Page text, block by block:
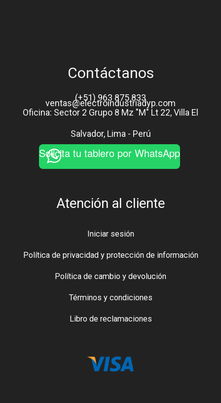
Contáctanos
(+51) 963 875 833
ventas@electroindustriadyp.com
Oficina: Sector 2 Grupo 8 Mz "M" Lt 22, Villa El
Salvador, Lima - Perú
Solicita tu tablero por WhatsApp
Atención al cliente
Iniciar sesión
Política de privacidad y protección de información
Política de cambio y devolución
Términos y condiciones
Libro de reclamaciones